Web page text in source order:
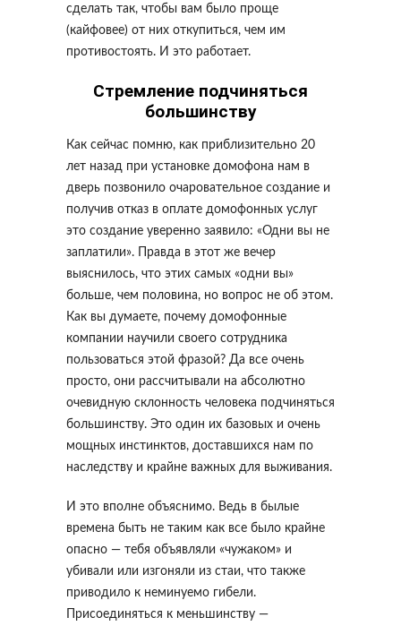
сделать так, чтобы вам было проще
(кайфовее) от них откупиться, чем им
противостоять. И это работает.
Стремление подчиняться
большинству
Как сейчас помню, как приблизительно 20
лет назад при установке домофона нам в
дверь позвонило очаровательное создание и
получив отказ в оплате домофонных услуг
это создание уверенно заявило: «Одни вы не
заплатили». Правда в этот же вечер
выяснилось, что этих самых «одни вы»
больше, чем половина, но вопрос не об этом.
Как вы думаете, почему домофонные
компании научили своего сотрудника
пользоваться этой фразой? Да все очень
просто, они рассчитывали на абсолютно
очевидную склонность человека подчиняться
большинству. Это один их базовых и очень
мощных инстинктов, доставшихся нам по
наследству и крайне важных для выживания.
И это вполне объяснимо. Ведь в былые
времена быть не таким как все было крайне
опасно — тебя объявляли «чужаком» и
убивали или изгоняли из стаи, что также
приводило к неминуемо гибели.
Присоединяться к меньшинству —